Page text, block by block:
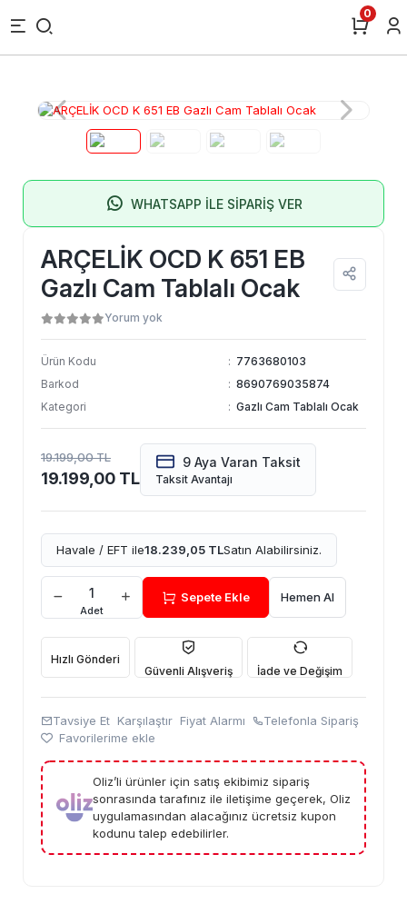
0
WHATSAPP İLE SİPARİŞ VER
ARÇELİK OCD K 651 EB
Gazlı Cam Tablalı Ocak
Yorum yok
Ürün Kodu : 7763680103
Barkod
: 8690769035874
Kategori
: Gazlı Cam Tablalı Ocak
19.199,00 TL
19.199,00 TL
9 Aya Varan Taksit
Taksit Avantajı
Havale / EFT ile18.239,05 TLSatın Alabilirsiniz.
Adet
Sepete Ekle Hemen Al
Hızlı Gönderi
Güvenli Alışveriş
İade ve Değişim
Tavsiye Et Karşılaştır Fiyat Alarmı
Telefonla Sipariş
Favorilerime ekle
Oliz’li ürünler için satış ekibimiz sipariş
sonrasında tarafınız ile iletişime geçerek, Oliz
uygulamasından alacağınız ücretsiz kupon
kodunu talep edebilirler.